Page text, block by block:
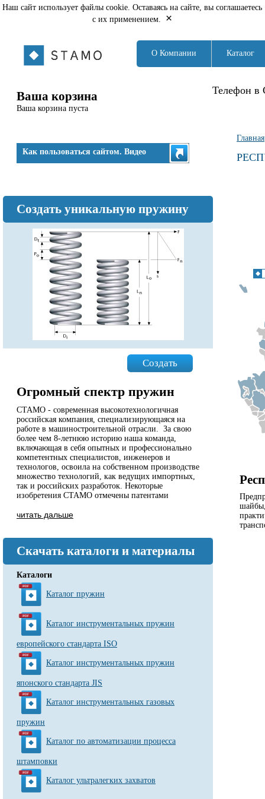
Наш сайт использует файлы cookie. Оставаясь на сайте, вы соглашаетесь
с их применением.
×
О Компании Каталог
Телефон в
Ваша корзина
Ваша корзина пуста
Как пользоваться сайтом. Видео
Создать уникальную пружину
Создать
Огромный спектр пружин
СТАМО - современная высокотехнологичная
российская компания, специализирующаяся на
работе в машиностроительной отрасли. За свою
более чем 8-летнюю историю наша команда,
включающая в себя опытных и профессионально
компетентных специалистов, инженеров и
технологов, освоила на собственном производстве
множество технологий, как ведущих импортных,
так и российских разработок. Некоторые
изобретения СТАМО отмечены патентами
читать дальше
Скачать каталоги и материалы
Каталоги
Каталог пружин
Каталог инструментальных пружин
европейского стандарта ISO
Каталог инструментальных пружин
японского стандарта JIS
Каталог инструментальных газовых
пружин
Каталог по автоматизации процесса
штамповки
Каталог ультралегких захватов
Вы
Главная